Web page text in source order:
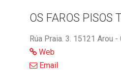
OS FAROS PISOS
Rúa Praia. 3. 15121 Arou -
Web
Email